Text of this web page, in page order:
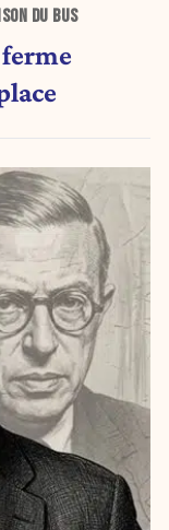
DU BUS